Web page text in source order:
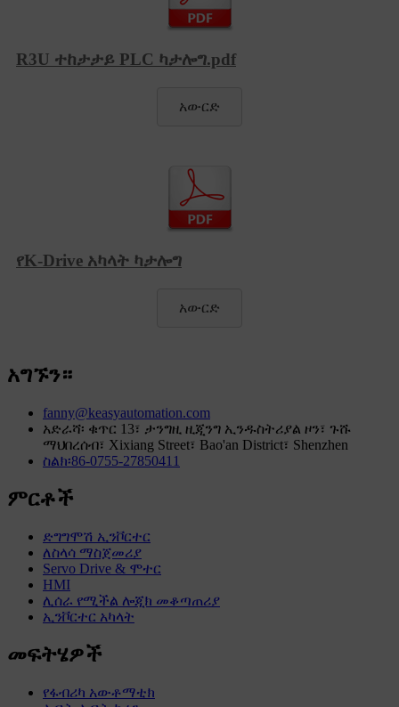
R3U ተከታታይ PLC ካታሎግ.pdf
አውርድ
የK-Drive አካላት ካታሎግ
አውርድ
አግኙን።
fanny@keasyautomation.com
አድራሻ፡ ቁጥር 13፣ ታንግዚ ዚጂንግ ኢንዱስትሪያል ዞን፣ ጉሹ
ማህበረሰብ፣ Xixiang Street፣ Bao'an District፣ Shenzhen
ስልክ፡86-0755-27850411
ምርቶች
ድግግሞሽ ኢንቮርተር
ለስላሳ ማስጀመሪያ
Servo Drive & ሞተር
HMI
ሊሰራ የሚችል ሎጂክ መቆጣጠሪያ
ኢንቮርተር አካላት
መፍትሄዎች
የፋብሪካ አውቶማቲክ